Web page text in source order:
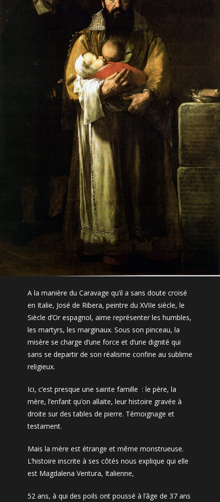
A la manière du Caravage qu’il a sans doute croisé
en Italie, José de Ribera, peintre du XVIIe siècle, le
Siècle d’Or espagnol, aime représenter les humbles,
les martyrs, les marginaux. Sous son pinceau, la
misère se charge d’une force et d’une dignité qui
sans se departir de son réalisme confine au sublime
religieux.
Ici, c’est presque une sainte famille : le père, la
mère, l’enfant qu’on allaite, leur histoire gravée à
droite sur des tables de pierre. Témoignage et
testament.
Mais la mère est étrange et même monstrueuse.
L’histoire inscrite à ses côtés nous explique qui elle
est Magdalena Ventura, Italienne,
52 ans, à qui des poils ont poussé à l’âge de 37 ans